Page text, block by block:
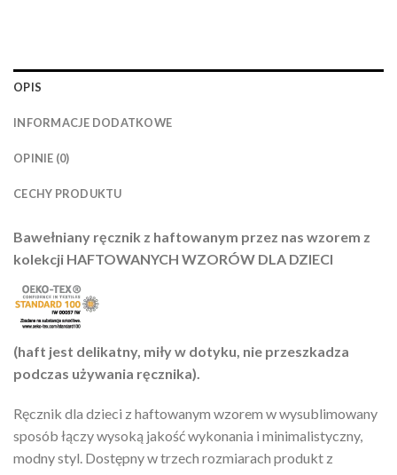
OPIS
INFORMACJE DODATKOWE
OPINIE (0)
CECHY PRODUKTU
Bawełniany ręcznik z haftowanym przez nas wzorem z
kolekcji HAFTOWANYCH WZORÓW DLA DZIECI
(haft jest delikatny, miły w dotyku, nie przeszkadza
podczas używania ręcznika).
Ręcznik dla dzieci z haftowanym wzorem w wysublimowany
sposób łączy wysoką jakość wykonania i minimalistyczny,
modny styl. Dostępny w trzech rozmiarach produkt z